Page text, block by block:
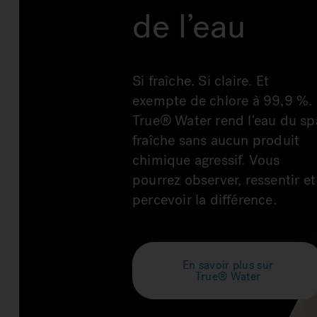
de l’eau
Si fraîche. Si claire. Et
exempte de chlore à 99,9 %.
True® Water rend l'eau du
fraîche sans aucun produit
chimique agressif. Vous
pourrez observer, ressentir et
percevoir la différence.
En savoir plus sur
True® Water